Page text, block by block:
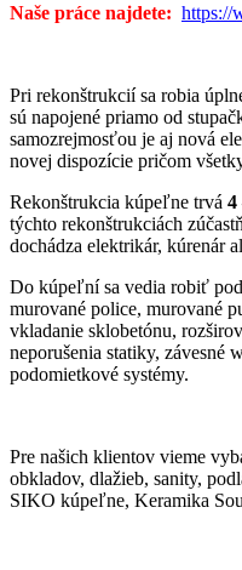
Naše práce najdete: https://
Pri rekonštrukcií sa robia
sú napojené priamo od
samozrejmosťou je aj nová
novej dispozície pričom
Rekonštrukcia kúpeľne trvá 4
týchto rekonštrukciách
dochádza elektrikár, kúrenár
Do kúpeľní sa vedia robiť
murované police, murované
vkladanie sklobetónu,
neporušenia statiky, závesné
podomietkové systémy.
Pre našich klientov vieme
obkladov, dlažieb, sanity,
SIKO kúpeľne, Keramika